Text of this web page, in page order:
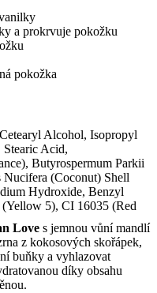
a prokrvuje pokožku
pokožka
Alcohol, Isopropyl
Stearic Acid,
Butyrospermum Parkii
Nucifera (Coconut) Shell
Hydroxide, Benzyl
5), CI 16035 (Red
Love s jemnou vůní mandlí
z kokosových skořápek,
buňky a vyhlazovat
díky obsahu